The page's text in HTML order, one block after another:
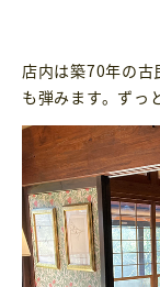
店内は築70年の古
も弾みます。ずっ